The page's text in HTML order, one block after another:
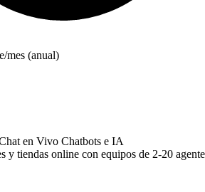
mes (anual)
en Vivo Chatbots e IA
y tiendas online con equipos de 2-20